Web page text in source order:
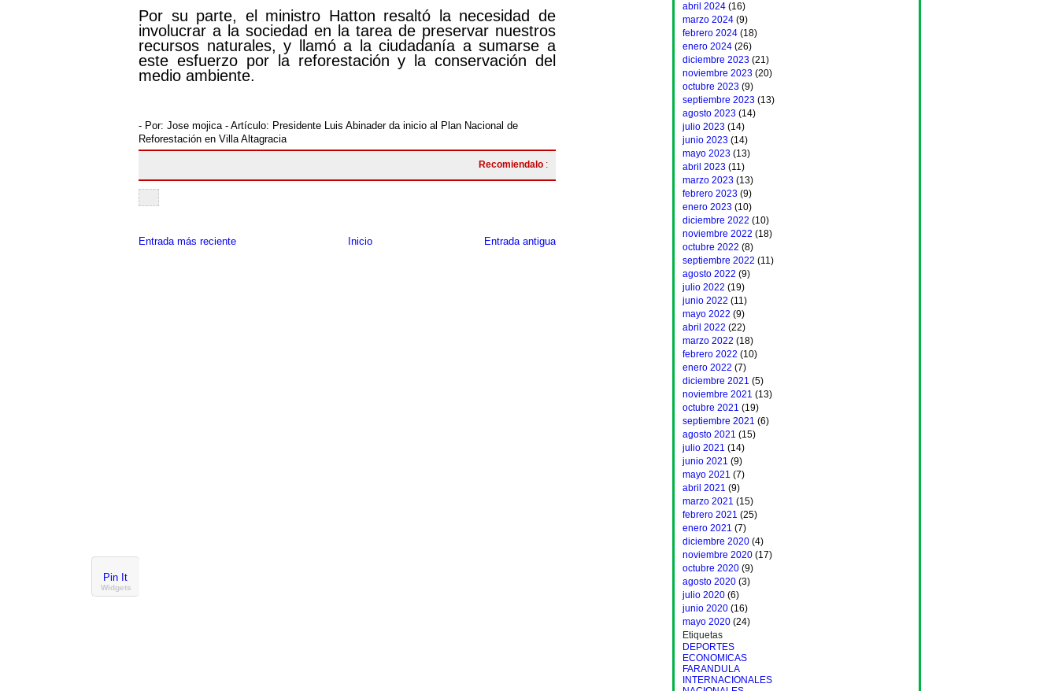
Pin It
Widgets
Por su parte, el ministro Hatton resaltó la necesidad de
involucrar a la sociedad en la tarea de preservar nuestros
recursos naturales, y llamó a la ciudadanía a sumarse a
este esfuerzo por la reforestación y la conservación del
medio ambiente.
- Por: Jose mojica- Artículo: Presidente Luis Abinader da inicio al Plan Nacional de
Reforestación en Villa Altagracia
Recomiendalo :
Entrada más reciente Entrada antigua
Inicio
abril 2024 (16)
marzo 2024 (9)
febrero 2024 (18)
enero 2024 (26)
diciembre 2023 (21)
noviembre 2023 (20)
octubre 2023 (9)
septiembre 2023 (13)
agosto 2023 (14)
julio 2023 (14)
junio 2023 (14)
mayo 2023 (13)
abril 2023 (11)
marzo 2023 (13)
febrero 2023 (9)
enero 2023 (10)
diciembre 2022 (10)
noviembre 2022 (18)
octubre 2022 (8)
septiembre 2022 (11)
agosto 2022 (9)
julio 2022 (19)
junio 2022 (11)
mayo 2022 (9)
abril 2022 (22)
marzo 2022 (18)
febrero 2022 (10)
enero 2022 (7)
diciembre 2021 (5)
noviembre 2021 (13)
octubre 2021 (19)
septiembre 2021 (6)
agosto 2021 (15)
julio 2021 (14)
junio 2021 (9)
mayo 2021 (7)
abril 2021 (9)
marzo 2021 (15)
febrero 2021 (25)
enero 2021 (7)
diciembre 2020 (4)
noviembre 2020 (17)
octubre 2020 (9)
agosto 2020 (3)
julio 2020 (6)
junio 2020 (16)
mayo 2020 (24)
Etiquetas
DEPORTES
ECONOMICAS
FARANDULA
INTERNACIONALES